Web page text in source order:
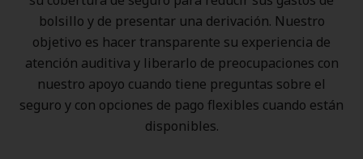
bolsillo y de presentar una derivación. Nuestro
objetivo es hacer transparente su experiencia de
atención auditiva y liberarlo de preocupaciones con
nuestro apoyo cuando tiene preguntas sobre el
seguro y con opciones de pago flexibles cuando están
disponibles.